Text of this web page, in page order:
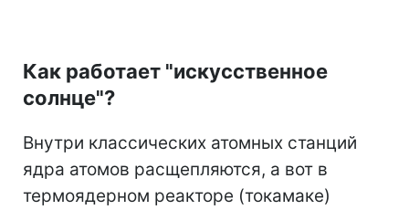
Как работает "искусственное
солнце"?
Внутри классических атомных станций
ядра атомов расщепляются, а вот в
термоядерном реакторе (токамаке)